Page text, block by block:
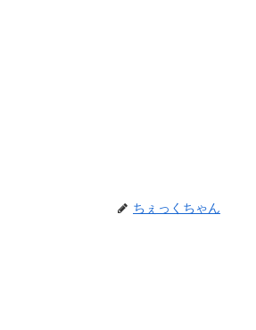
ちぇっくちゃん